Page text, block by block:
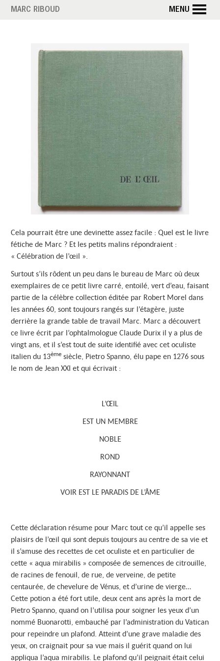
AllerMARC RIBOUD MENU
Cela pourrait être une devinette assez facile : Quel est le livre
fétiche de Marc ? Et les petits malins répondraient :
« Célébration de l’œil ».
Surtout s’ils rôdent un peu dans le bureau de Marc où deux
exemplaires de ce petit livre carré, entoilé, vert d’eau, faisant
partie de la célèbre collection éditée par Robert Morel dans
les années 60, sont toujours rangés sur l’étagère, juste
derrière la grande table de travail Marc. Marc a découvert
ce livre écrit par l’ophtalmologue Claude Durix il y a plus de
vingt ans, et il s’est tout de suite identifié avec cet oculiste
italien du 13ème siècle, Pietro Spanno, élu pape en 1276 sous
le nom de Jean XXI et qui écrivait :
L’ŒIL
EST UN MEMBRE
NOBLE
ROND
RAYONNANT
VOIR EST LE PARADIS DE L’ÂME
Cette déclaration résume pour Marc tout ce qu’il appelle ses
plaisirs de l’œil qui sont depuis toujours au centre de sa vie et
il s’amuse des recettes de cet oculiste et en particulier de
cette « aqua mirabilis » composée de semences de citrouille,
de racines de fenouil, de rue, de verveine, de petite
centaurée, de chevelure de Vénus, et d’urine de vierge…
Cette potion a été fort utile, deux cent ans après la mort de
Pietro Spanno, quand on l’utilisa pour soigner les yeux d’un
nommé Buonarotti, embauché par l’administration du Vatican
pour repeindre un plafond. Atteint d’une grave maladie des
yeux, on craignait pour sa vue mais il guérit quand on lui
appliqua l’aqua mirabilis. Le plafond qu’il peignait était celui